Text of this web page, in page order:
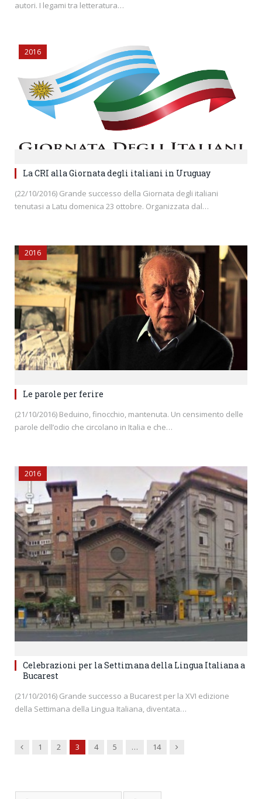
autori. I legami tra letteratura…
2016
La CRI alla Giornata degli italiani in Uruguay
(22/10/2016) Grande successo della Giornata degli italiani
tenutasi a Latu domenica 23 ottobre. Organizzata dal…
2016
Le parole per ferire
(21/10/2016) Beduino, finocchio, mantenuta. Un censimento delle
parole dell’odio che circolano in Italia e che…
2016
Celebrazioni per la Settimana della Lingua Italiana a
Bucarest
(21/10/2016) Grande successo a Bucarest per la XVI edizione
della Settimana della Lingua Italiana, diventata…
Previous
1 2 3 4 5 … 14 Next